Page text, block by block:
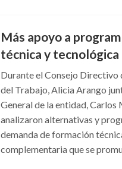
Más apoyo a
técnica y tecnológica
Durante el Consejo Directivo
del Trabajo, Alicia Arango
General de la entidad, Carlos
analizaron alternativas y
demanda de formación
complementaria que se